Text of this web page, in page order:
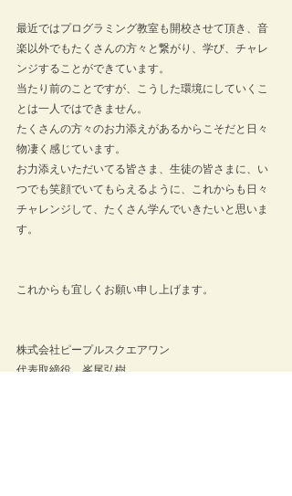
最近ではプログラミング教室も開校させて頂き、音
楽以外でもたくさんの方々と繋がり、学び、チャレ
ンジすることができています。
当たり前のことですが、こうした環境にしていくこ
とは一人ではできません。
たくさんの方々のお力添えがあるからこそだと日々
物凄く感じています。
お力添えいただいてる皆さま、生徒の皆さまに、い
つでも笑顔でいてもらえるように、これからも日々
チャレンジして、たくさん学んでいきたいと思いま
す。
これからも宜しくお願い申し上げます。
株式会社ピープルスクエアワン
代表取締役　峯尾弘樹